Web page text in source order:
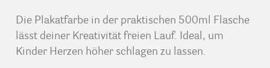
Die Plakatfarbe in der praktischen 500ml Flasche
lässt deiner Kreativität freien Lauf. Ideal, um
Kinder Herzen höher schlagen zu lassen.